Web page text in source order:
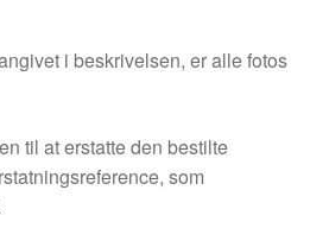
i beskrivelsen, er alle fotos
til at erstatte den bestilte
som